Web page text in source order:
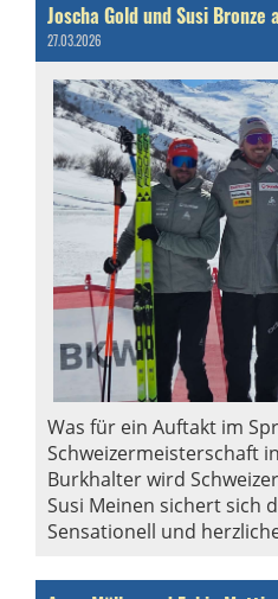
Joscha Gold und Susi Bronze
27.03.2026
Was für ein Auftakt im
Schweizermeisterschaft
Burkhalter wird
Susi Meinen sichert sich
Sensationell und